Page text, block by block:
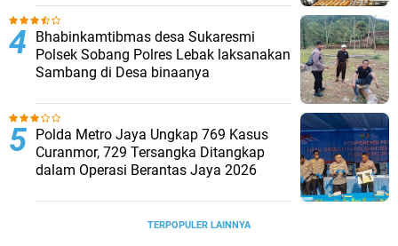
Bhabinkamtibmas desa Sukaresmi
Polsek Sobang Polres Lebak laksanakan
Sambang di Desa binaanya
Polda Metro Jaya Ungkap 769 Kasus
Curanmor, 729 Tersangka Ditangkap
dalam Operasi Berantas Jaya 2026‎
TERPOPULER LAINNYA